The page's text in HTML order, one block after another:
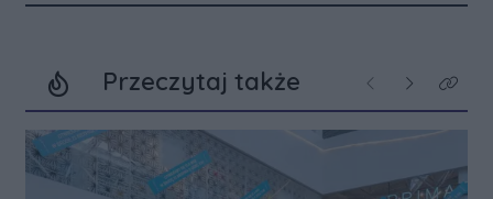
Przeczytaj także Poprzednie
NastępneKliknij